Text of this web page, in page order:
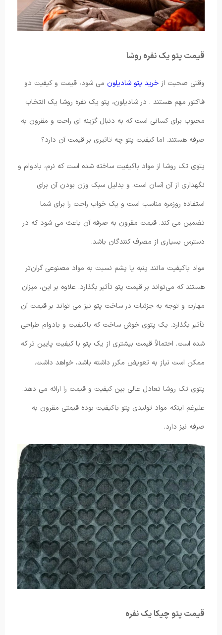
قیمت پتو یک نفره روشا
وقتی صحبت از خرید پتو شادیلون می شود، قیمت و کیفیت دو
فاکتور مهم هستند . در شادیلون، پتو یک نفره روشا یک انتخاب
محبوب برای کسانی است که به دنبال گزینه ای راحت و مقرون به
صرفه هستند. اما کیفیت پتو چه تاثیری بر قیمت آن دارد؟
پتوی تک روشا از مواد باکیفیت ساخته شده است که نرم، بادوام و
نگهداری از آن آسان است. و بدلیل سبک وزن بودن آن برای
استفاده روزمره مناسب است و یک خواب راحت را برای شما
تضمین می کند. قیمت مقرون به صرفه آن باعث می شود که در
دسترس بسیاری از مصرف کنندگان باشد.
مواد باکیفیت مانند پنبه یا پشم نسبت به مواد مصنوعی گران‌تر
هستند که می‌تواند بر قیمت پتو تأثیر بگذارد. علاوه بر این، میزان
مهارت و توجه به جزئیات در ساخت پتو نیز می تواند بر قیمت آن
تأثیر بگذارد. یک پتوی خوش ساخت که باکیفیت و بادوام طراحی
شده است. احتمالاً قیمت بیشتری از یک پتو با کیفیت پایین تر که
ممکن است نیاز به تعویض مکرر داشته باشد، خواهد داشت.
پتوی تک روشا تعادل عالی بین کیفیت و قیمت را ارائه می دهد.
علیرغم اینکه مواد تولیدی پتو باکیفیت بوده قیمتی مقرون به
صرفه نیز دارد.
قیمت پتو چیکا یک نفره